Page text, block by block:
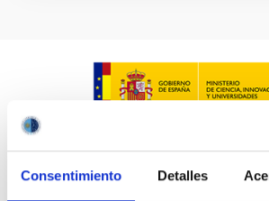
Consentimiento Detalles